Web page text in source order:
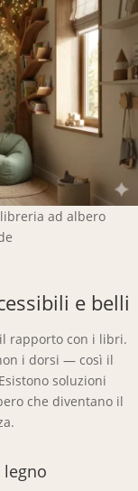
ad albero
e belli
rapporto con i libri.
i dorsi — così il
soluzioni
che diventano il
legno